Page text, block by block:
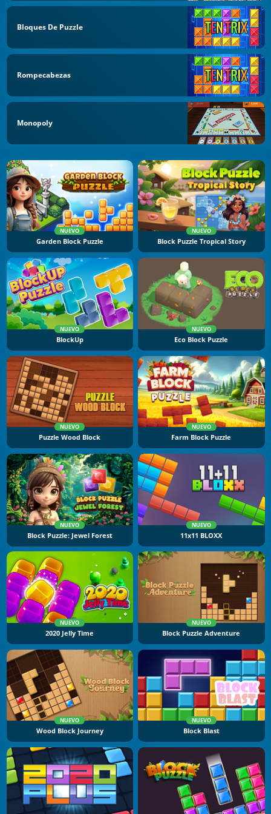
Bloques De Puzzle
Rompecabezas
Monopoly
NUEVO
Garden Block Puzzle
NUEVO
Block Puzzle Tropical Story
NUEVO
BlockUp
NUEVO
Eco Block Puzzle
NUEVO
Puzzle Wood Block
NUEVO
Farm Block Puzzle
NUEVO
Block Puzzle: Jewel Forest
NUEVO
11x11 BLOXX
NUEVO
2020 Jelly Time
NUEVO
Block Puzzle Adventure
NUEVO
Wood Block Journey
NUEVO
Block Blast